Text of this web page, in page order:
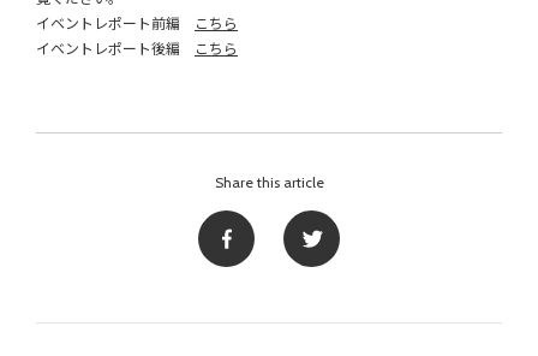
イベントレポート前編
こちら
イベントレポート後編
こちら
Share this article